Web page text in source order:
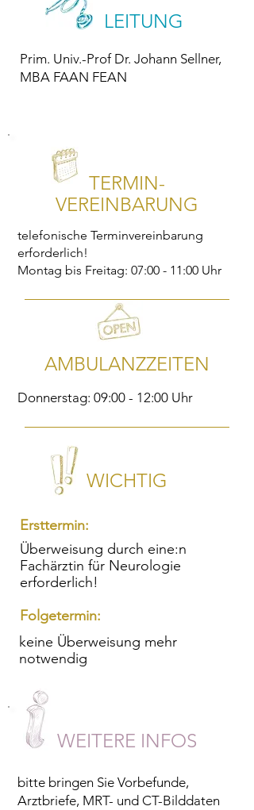
LEITUNG
Prim. Univ.-Prof Dr. Johann Sellner,
MBA FAAN FEAN
TERMIN-
VEREINBARUNG
telefonische Terminvereinbarung
erforderlich!
Montag bis Freitag: 07:00 - 11:00 Uhr
AMBULANZZEITEN
Donnerstag: 09:00 - 12:00 Uhr
WICHTIG
Ersttermin:
Überweisung durch eine:n
Fachärztin für Neurologie
erforderlich!
Folgetermin:
keine Überweisung mehr
notwendig
WEITERE INFOS
bitte bringen Sie Vorbefunde,
Arztbriefe, MRT- und CT-Bilddaten